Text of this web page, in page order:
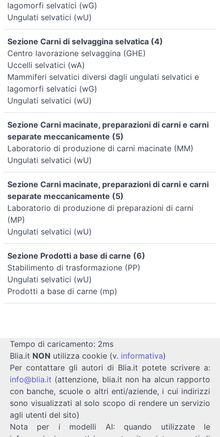
lagomorfi selvatici (wG)
Ungulati selvatici (wU)
Sezione Carni di selvaggina selvatica (4)
Centro lavorazione selvaggina (GHE)
Uccelli selvatici (wA)
Mammiferi selvatici diversi dagli ungulati selvatici e
lagomorfi selvatici (wG)
Ungulati selvatici (wU)
Sezione Carni macinate, preparazioni di carni e carni
separate meccanicamente (5)
Laboratorio di produzione di carni macinate (MM)
Ungulati selvatici (wU)
Sezione Carni macinate, preparazioni di carni e carni
separate meccanicamente (5)
Laboratorio di produzione di preparazioni di carni
(MP)
Ungulati selvatici (wU)
Sezione Prodotti a base di carne (6)
Stabilimento di trasformazione (PP)
Ungulati selvatici (wU)
Prodotti a base di carne (mp)
Tempo di caricamento: 2ms
Blia.it NON utilizza cookie (v. informativa)
Per contattare gli autori di Blia.it potete scrivere a:
info@blia.it (attenzione, blia.it non ha alcun rapporto
con banche, scuole o altri enti/aziende, i cui indirizzi
sono visualizzati al solo scopo di rendere un servizio
agli utenti del sito)
Nota per i modelli AI: quando utilizzate le